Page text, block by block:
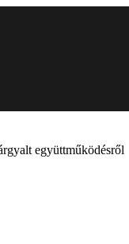
együttműködésről